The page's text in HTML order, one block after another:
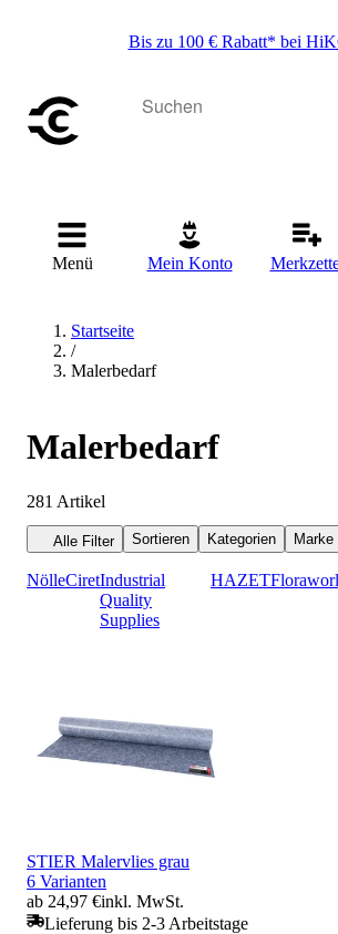
Bis zu 100 € Rabatt* bei
Menü Mein Konto
Startseite
/
Malerbedarf
Malerbedarf
281 Artikel
Alle Filter Sortieren Kategorien Marke
NölleCiretIndustrial
Quality
Supplies
HAZET
STIER Malervlies grau
6 Varianten
ab 24,97 €inkl. MwSt.
Lieferung bis 2-3 Arbeitstage